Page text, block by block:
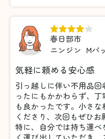
春日部市
ニンジン Mパ
気軽に頼める安心感
引っ越しに伴い不用品
ったにもかかわらず、
も良かったです。小さ
くださり、次回もぜひお
特に、自分では持ち運